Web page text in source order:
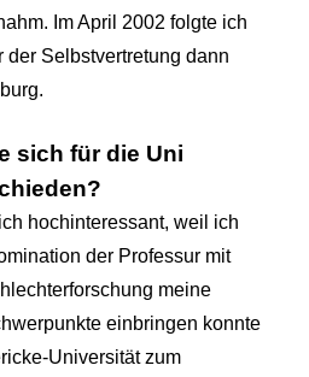
Im April 2002 folgte ich
der Selbstvertretung dann
sich für die Uni
hochinteressant, weil ich
der Professur mit
meine
einbringen konnte
Universität zum